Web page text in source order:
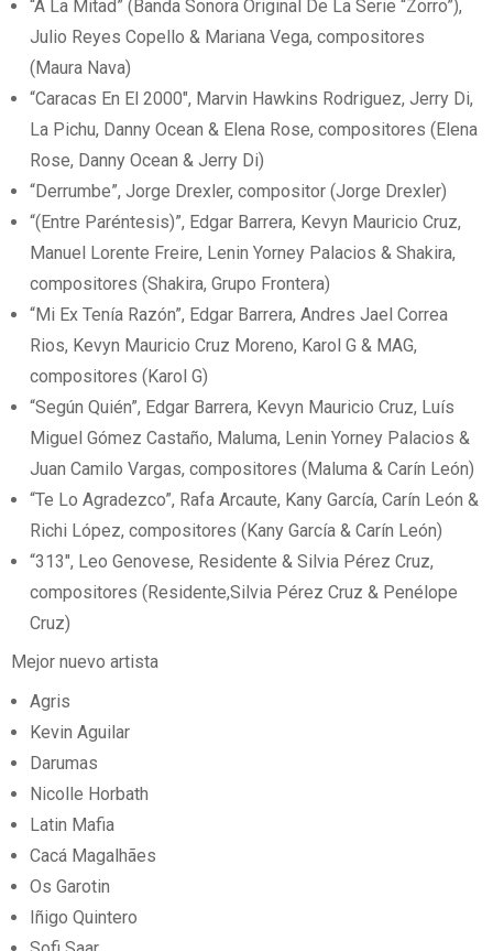
“A La Mitad” (Banda Sonora Original De La Serie “Zorro”),
Julio Reyes Copello & Mariana Vega, compositores
(Maura Nava)
“Caracas En El 2000″, Marvin Hawkins Rodriguez, Jerry Di,
La Pichu, Danny Ocean & Elena Rose, compositores (Elena
Rose, Danny Ocean & Jerry Di)
“Derrumbe”, Jorge Drexler, compositor (Jorge Drexler)
“(Entre Paréntesis)”, Edgar Barrera, Kevyn Mauricio Cruz,
Manuel Lorente Freire, Lenin Yorney Palacios & Shakira,
compositores (Shakira, Grupo Frontera)
“Mi Ex Tenía Razón”, Edgar Barrera, Andres Jael Correa
Rios, Kevyn Mauricio Cruz Moreno, Karol G & MAG,
compositores (Karol G)
“Según Quién”, Edgar Barrera, Kevyn Mauricio Cruz, Luís
Miguel Gómez Castaño, Maluma, Lenin Yorney Palacios &
Juan Camilo Vargas, compositores (Maluma & Carín León)
“Te Lo Agradezco”, Rafa Arcaute, Kany García, Carín León &
Richi López, compositores (Kany García & Carín León)
“313″, Leo Genovese, Residente & Silvia Pérez Cruz,
compositores (Residente,Silvia Pérez Cruz & Penélope
Cruz)
Mejor nuevo artista
Agris
Kevin Aguilar
Darumas
Nicolle Horbath
Latin Mafia
Cacá Magalhães
Os Garotin
Iñigo Quintero